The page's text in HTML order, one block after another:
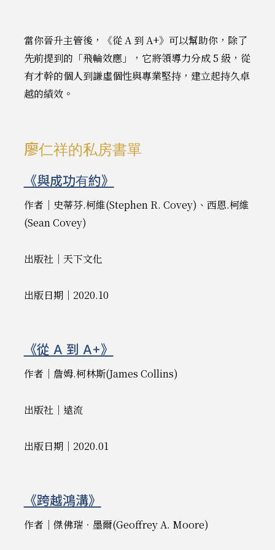
當你晉升主管後，《從 A 到 A+》可以幫助你，除了
先前提到的「飛輪效應」，它將領導力分成 5 級，從
有才幹的個人到謙虛個性與專業堅持，建立起持久卓
越的績效。
廖仁祥的私房書單
《與成功有約》
作者｜史蒂芬.柯維(Stephen R. Covey)、西恩.柯維
(Sean Covey)
出版社｜天下文化
出版日期｜2020.10
《從 A 到 A+》
作者｜詹姆.柯林斯(James Collins)
出版社｜遠流
出版日期｜2020.01
《跨越鴻溝》
作者｜傑佛瑞‧墨爾(Geoffrey A. Moore)